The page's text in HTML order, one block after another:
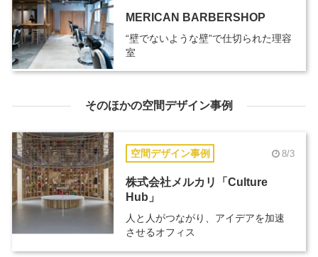
MERICAN BARBERSHOP
“壁でないような壁”で仕切られた理容
室
そのほかの空間デザイン事例
空間デザイン事例 8/3
株式会社メルカリ「Culture
Hub」
人と人がつながり、アイデアを加速
させるオフィス